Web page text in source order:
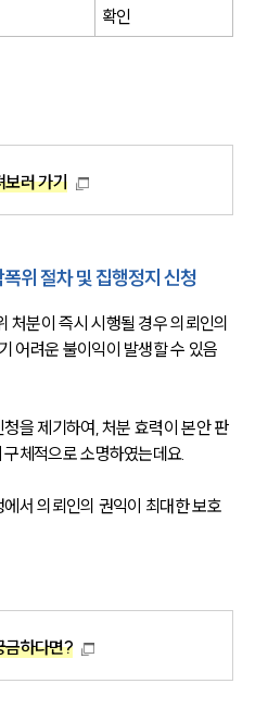
확인
보러 가기
위 절차 및 집행정지 신청
처분이 즉시 시행될 경우 의뢰인의
어려운 불이익이 발생할 수 있음
을 제기하여, 처분 효력이 본안 판
체적으로 소명하였는데요.
서 의뢰인의 권익이 최대한 보호
금하다면?